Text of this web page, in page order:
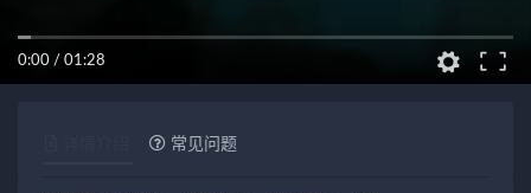
0:00 / 01:28
常见问题